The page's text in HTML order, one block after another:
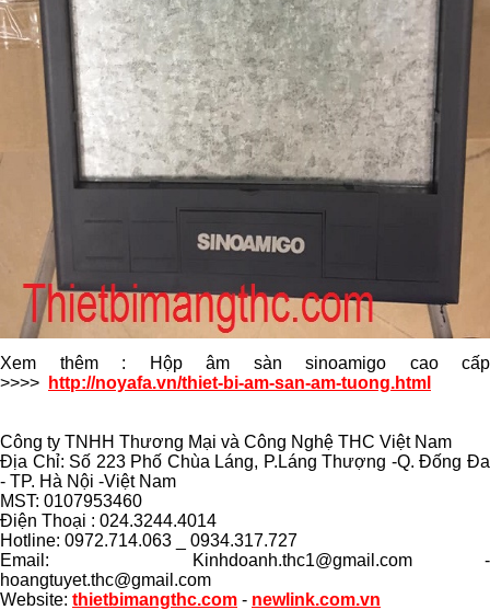
Xem thêm : Hộp âm sàn sinoamigo cao cấp
>>>>
http://noyafa.vn/thiet-bi-am-san-am-tuong.html
Công ty TNHH Thương Mại và Công Nghệ THC Việt Nam
Địa Chỉ: Số 223 Phố Chùa Láng, P.Láng Thượng -Q. Đống Đa
- TP. Hà Nội -Việt Nam
MST: 0107953460
Điện Thoại : 024.3244.4014
Hotline: 0972.714.063 _ 0934.317.727
Email: Kinhdoanh.thc1@gmail.com -
hoangtuyet.thc@gmail.com
Website: thietbimangthc.com - newlink.com.vn